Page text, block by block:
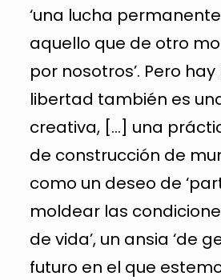
‘una lucha
aquello que de otro
por nosotros’. Pero
libertad también es
creativa, […] una
de construcción de
como un deseo de
moldear las
de vida’, un ansia ‘de
futuro en el que